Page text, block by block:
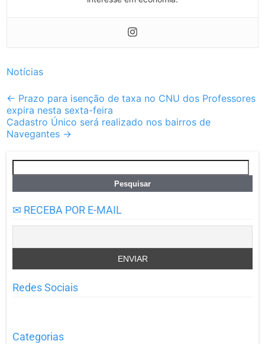
Notícias
Post
navigation
← Prazo para isenção de taxa no CNU dos Professores
expira nesta sexta-feira
Cadastro Único será realizado nos bairros de
Navegantes →
por:
✉ RECEBA POR E-MAIL
Redes Sociais
Categorias